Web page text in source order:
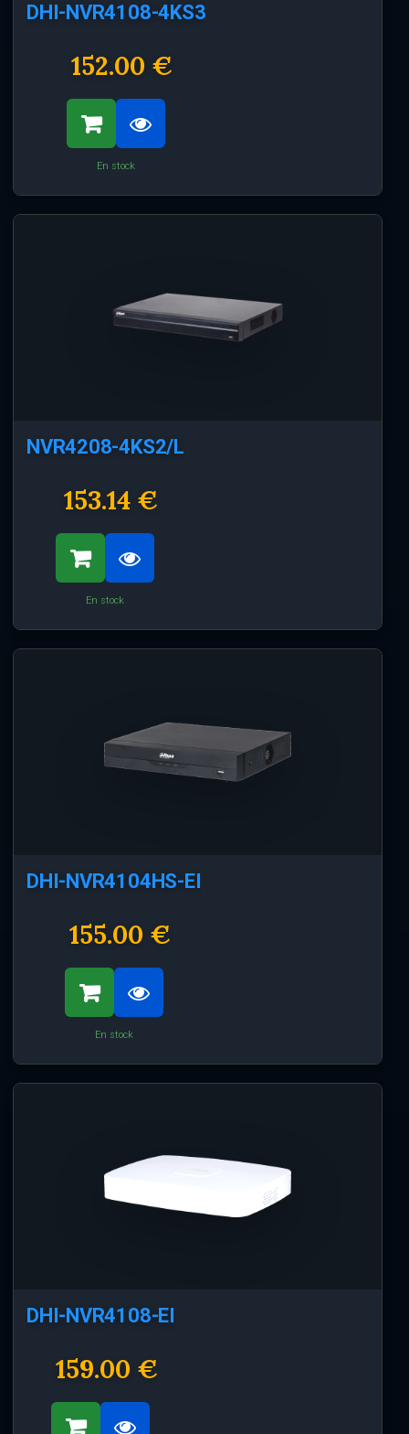
DHI-NVR4108-4KS3
152.00 €
En stock
NVR4208-4KS2/L
153.14 €
En stock
DHI-NVR4104HS-EI
155.00 €
En stock
DHI-NVR4108-EI
159.00 €